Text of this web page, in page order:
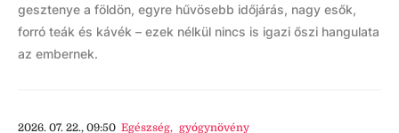
gesztenye a földön, egyre hűvösebb időjárás, nagy esők,
forró teák és kávék – ezek nélkül nincs is igazi őszi hangulata
az embernek.
2026. 07. 22., 09:50 Egészség, gyógynövény